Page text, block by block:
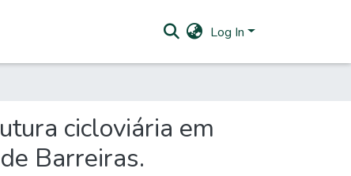
Log In
cicloviária em
Barreiras.